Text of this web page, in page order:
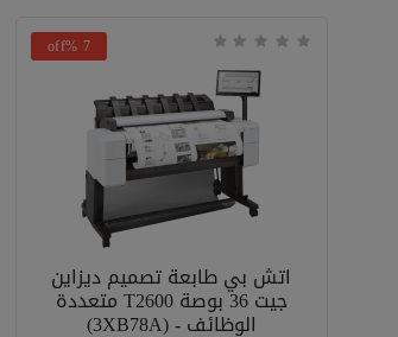
7 %off
اتش بي طابعة تصميم ديزاين
جيت 36 بوصة T2600 متعددة
الوظائف - (3XB78A)